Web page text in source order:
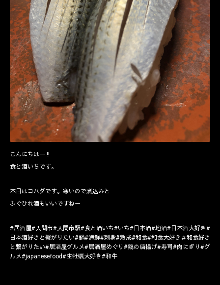
こんにちはー‼️
食と酒いちです。
本日はコハダです。寒いので煮込みと
ふぐひれ酒もいいですねー
#居酒屋#入間市#入間市駅#食と酒いち#いち#日本酒#地酒#日本酒大好き#
日本酒好きと繋がりたい#鍋#海鮮#刺身#熟成#和食#和食大好き＃和食好き
と繋がりたい#居酒屋グルメ#居酒屋めぐり#鶏の唐揚げ#寿司#肉にぎり#グ
ルメ#japanesefood#生牡蠣大好き#和牛